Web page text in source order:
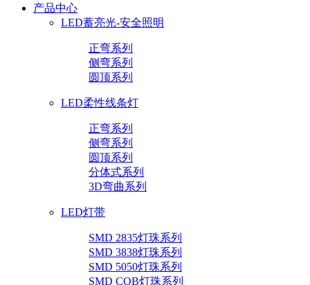
产品中心
LED蓄亮光-安全照明
正弯系列
侧弯系列
圆顶系列
LED柔性线条灯
正弯系列
侧弯系列
圆顶系列
分体式系列
3D弯曲系列
LED灯带
SMD 2835灯珠系列
SMD 3838灯珠系列
SMD 5050灯珠系列
SMD COB灯珠系列